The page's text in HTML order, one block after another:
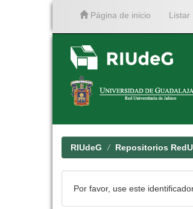
Página de inicio Listar
RIUdeG Repositorios
Por favor, use este